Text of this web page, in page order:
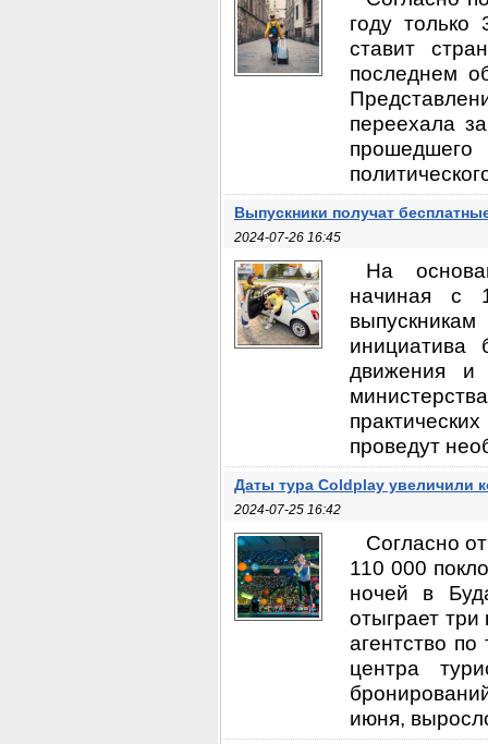
году только
ставит
последнем
переехала
прошедшего
Выпускники получат
2024-07-26 16:45
На
начиная с
инициатива
движения и
проведут
Даты тура Coldplay увеличили
2024-07-25 16:42
Согласно
110 000
ночей в
отыграет
агентство
центра
июня,